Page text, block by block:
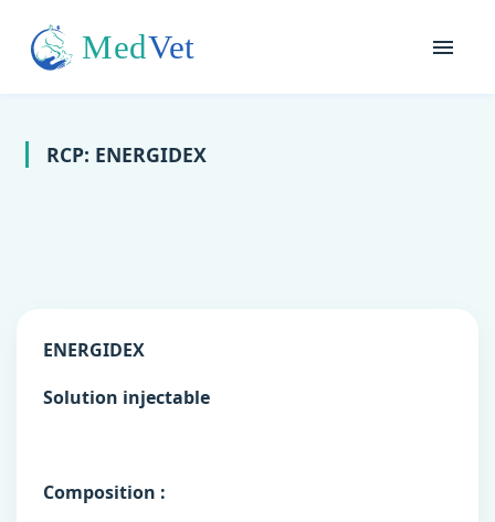
RCP: ENERGIDEX
ENERGIDEX
Solution injectable
Composition :